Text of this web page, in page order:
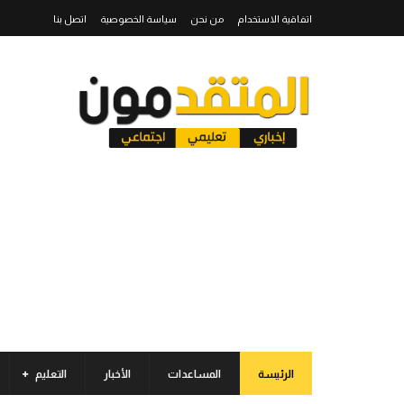
اتفاقية الاستخدام من نحن سياسة الخصوصية اتصل بنا
الرئيسة المساعدات الأخبار التعليم